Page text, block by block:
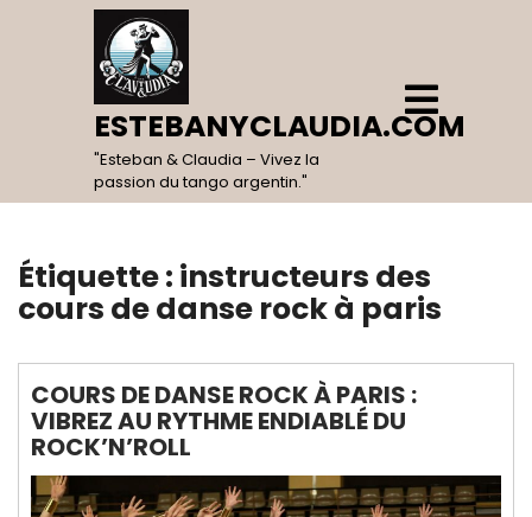
ESTEBANYCLAUDIA.COM
"Esteban & Claudia – Vivez la
passion du tango argentin."
Open
Menu
Étiquette : instructeurs des
cours de danse rock à paris
COURS DE DANSE ROCK À PARIS :
VIBREZ AU RYTHME ENDIABLÉ DU
ROCK’N’ROLL